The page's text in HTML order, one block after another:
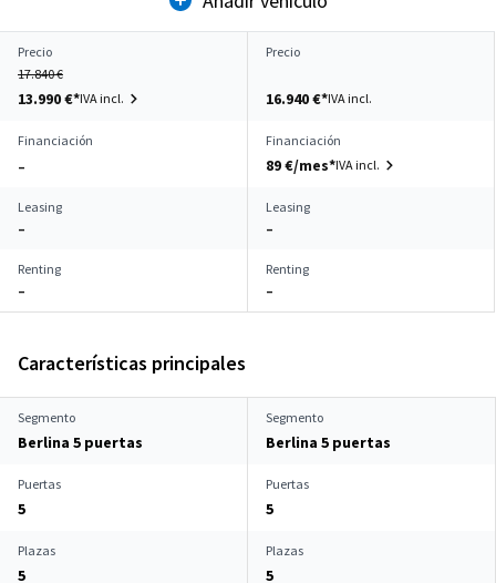
Precio
17.840 €
13.990 €*IVA incl.
Precio
16.940 €*IVA incl.
Financiación
–
Financiación
89 €/mes*IVA incl.
Leasing
–
Leasing
–
Renting
–
Renting
–
Características principales
Segmento
Berlina 5 puertas
Segmento
Berlina 5 puertas
Puertas
5
Puertas
5
Plazas
5
Plazas
5